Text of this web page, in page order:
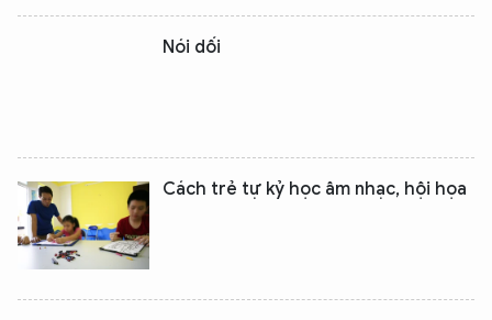
Nói dối
Cách trẻ tự kỷ học âm nhạc, hội họa